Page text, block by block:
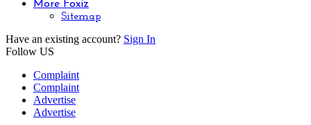
More Foxiz
Sitemap
Have an existing account? Sign In
Follow US
Complaint
Complaint
Advertise
Advertise